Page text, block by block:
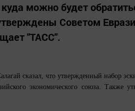
можно будет
Советом
"ТАСС".
сказал, что утвержденный набор
экономического союза. Также